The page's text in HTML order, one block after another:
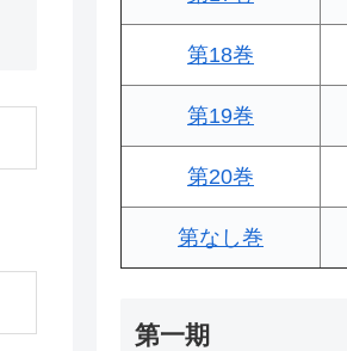
第18巻
第19巻
第20巻
第なし巻
第一期